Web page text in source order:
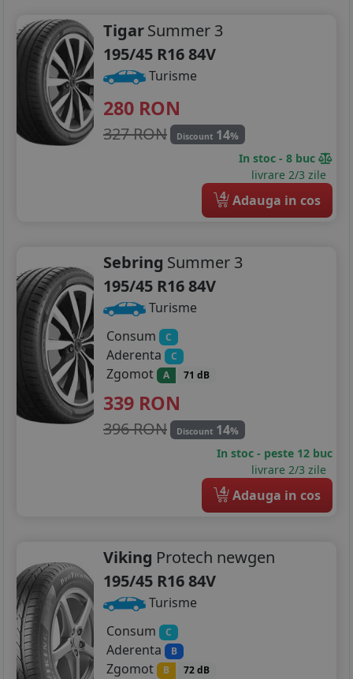
TigarSummer 3
195/45 R16 84V
Turisme
280 RON
327 RON Discount 14%
In stoc - 8 buc
livrare 2/3 zile
4 Adauga in cos
Sebring Summer 3
195/45 R16 84V
Turisme
Consum
C
Aderenta C
Zgomot A 71 dB
339 RON
396 RON Discount 14%
In stoc - peste 12 buc
livrare 2/3 zile
4 Adauga in cos
Viking Protech newgen
195/45 R16 84V
Turisme
Consum
C
Aderenta B
Zgomot B 72 dB